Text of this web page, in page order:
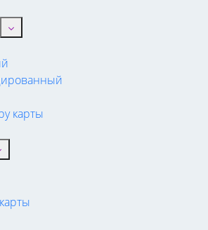
карты